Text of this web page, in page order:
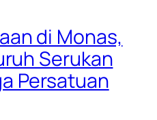
di Monas,
Serukan
Persatuan